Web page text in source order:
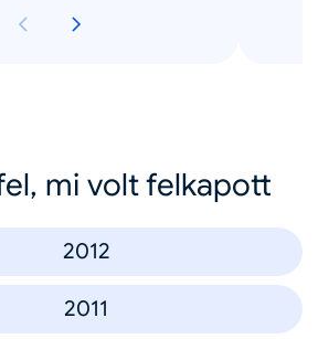
mi volt felkapott
2012
2011